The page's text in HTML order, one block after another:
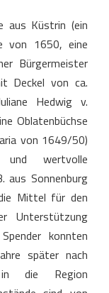
aus Küstrin (ein
von 1650, eine
Bürgermeister
Deckel von ca.
Hedwig v.
Oblatenbüchse
von 1649/50)
wertvolle
aus Sonnenburg
Mittel für den
Unterstützung
konnten
später nach
in die Region